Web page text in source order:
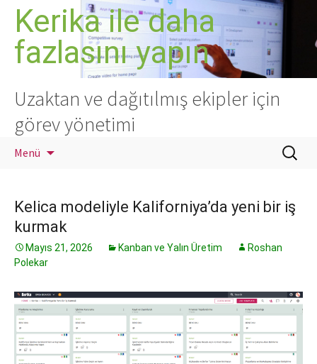
İçeriğeKerika ile daha
fazlasını yapın
Uzaktan ve dağıtılmış ekipler için
görev yönetimi
Menü
Arama:
Kelica modeliyle Kaliforniya’da yeni bir iş
kurmak
Mayıs 21, 2026 Kanban ve Yalın Üretim
Roshan
Polekar